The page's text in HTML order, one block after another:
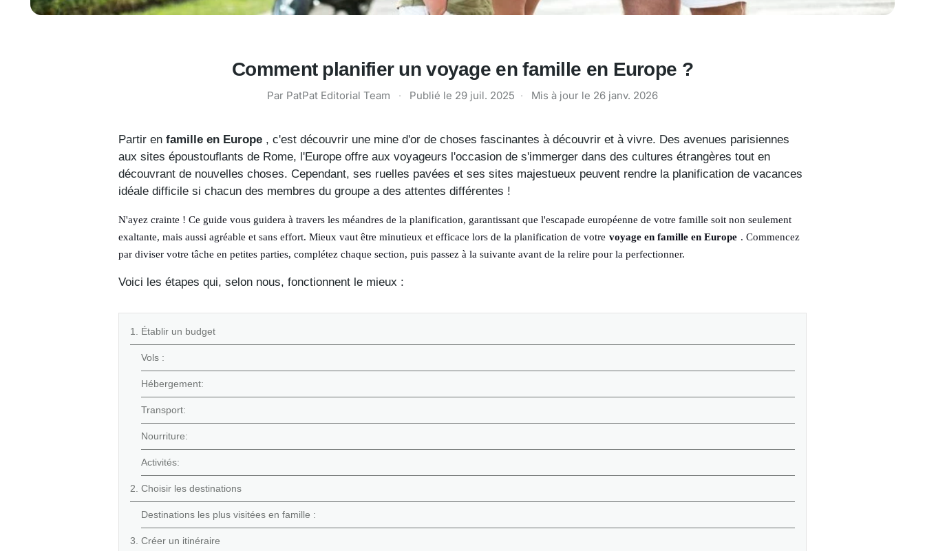
Comment planifier un voyage en famille en Europe ?
Par PatPat Editorial Team · Publié le 29 juil. 2025 · Mis à jour le 26 janv. 2026
Partir en famille en Europe , c'est découvrir une mine d'or de choses fascinantes à découvrir et à vivre. Des avenues parisiennes
aux sites époustouflants de Rome, l'Europe offre aux voyageurs l'occasion de s'immerger dans des cultures étrangères tout en
découvrant de nouvelles choses. Cependant, ses ruelles pavées et ses sites majestueux peuvent rendre la planification de vacances
idéale difficile si chacun des membres du groupe a des attentes différentes !
N'ayez crainte ! Ce guide vous guidera à travers les méandres de la planification, garantissant que l'escapade européenne de votre famille soit non seulement
exaltante, mais aussi agréable et sans effort. Mieux vaut être minutieux et efficace lors de la planification de votre voyage en famille en Europe . Commencez
par diviser votre tâche en petites parties, complétez chaque section, puis passez à la suivante avant de la relire pour la perfectionner.
Voici les étapes qui, selon nous, fonctionnent le mieux :
1. Établir un budget
Vols :
Hébergement:
Transport:
Nourriture:
Activités:
2. Choisir les destinations
Destinations les plus visitées en famille :
3. Créer un itinéraire